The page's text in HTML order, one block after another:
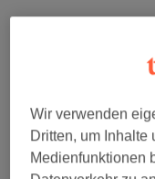
Klassische Massagen
Wellness Massagen
Wir verwenden
Dritten, um Inhalte
Medienfunktionen